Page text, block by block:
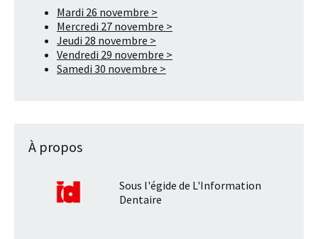
Mardi 26 novembre >
Mercredi 27 novembre >
Jeudi 28 novembre >
Vendredi 29 novembre >
Samedi 30 novembre >
À propos
Sous l'égide de L'Information
Dentaire